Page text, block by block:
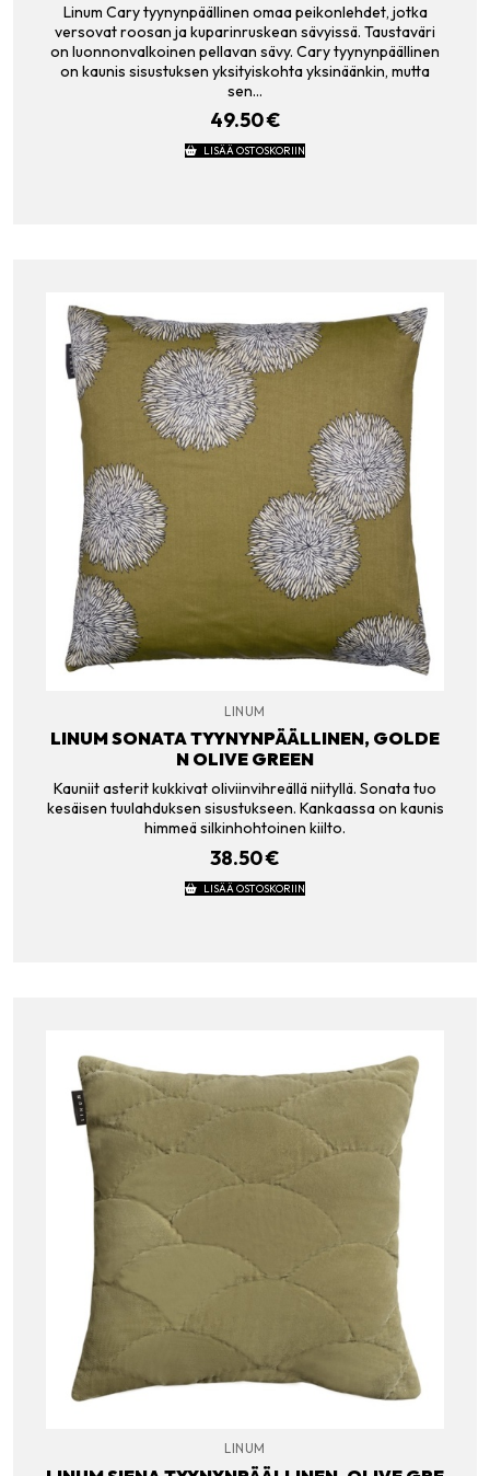
Linum Cary tyynynpäällinen omaa peikonlehdet, jotka
versovat roosan ja kuparinruskean sävyissä. Taustaväri
on luonnonvalkoinen pellavan sävy. Cary tyynynpäällinen
on kaunis sisustuksen yksityiskohta yksinäänkin, mutta
sen…
49.50€
LISÄÄ OSTOSKORIIN
LINUM
LINUM SONATA TYYNYNPÄÄLLINEN, GOLDE
N OLIVE GREEN
Kauniit asterit kukkivat oliviinvihreällä niityllä. Sonata tuo
kesäisen tuulahduksen sisustukseen. Kankaassa on kaunis
himmeä silkinhohtoinen kiilto.
38.50€
LISÄÄ OSTOSKORIIN
LINUM